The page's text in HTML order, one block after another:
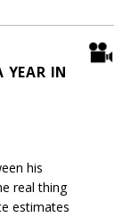
YEAR IN
his
real thing
estimates